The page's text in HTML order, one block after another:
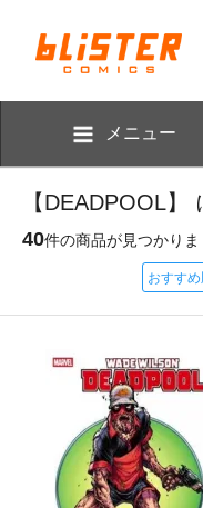
メニュー
【DEADPOOL
40件の商品が見つかりま
おすす